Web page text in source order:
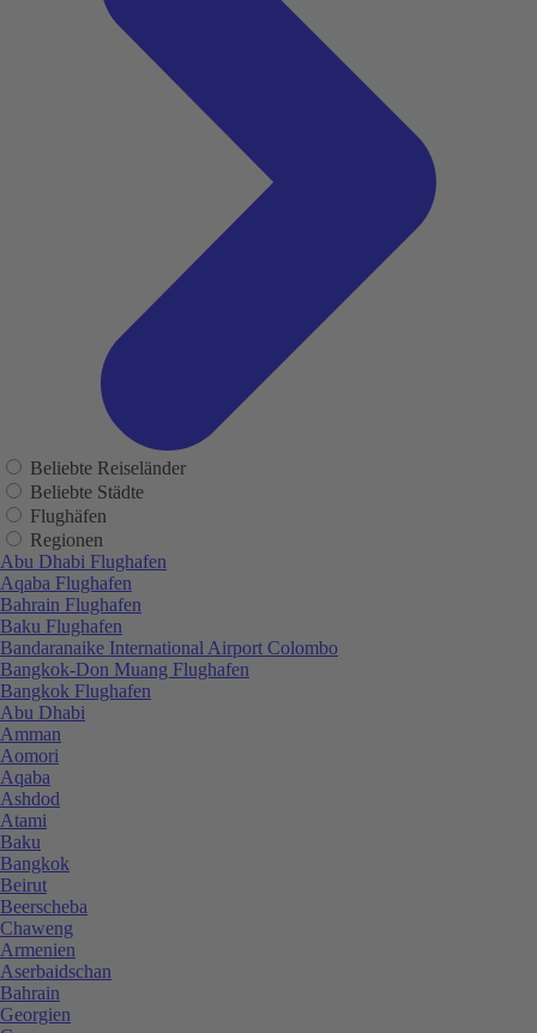
Beliebte Reiseländer
Beliebte Städte
Flughäfen
Regionen
Abu Dhabi Flughafen
Aqaba Flughafen
Bahrain Flughafen
Baku Flughafen
Bandaranaike International Airport Colombo
Bangkok-Don Muang Flughafen
Bangkok Flughafen
Abu Dhabi
Amman
Aomori
Aqaba
Ashdod
Atami
Baku
Bangkok
Beirut
Beerscheba
Chaweng
Armenien
Aserbaidschan
Bahrain
Georgien